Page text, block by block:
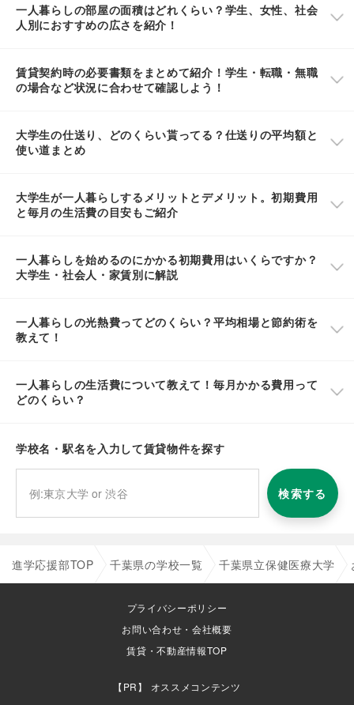
一人暮らしの部屋の面積はどれくらい？学生、女性、社会
人別におすすめの広さを紹介！
賃貸契約時の必要書類をまとめて紹介！学生・転職・無職
の場合など状況に合わせて確認しよう！
大学生の仕送り、どのくらい貰ってる？仕送りの平均額と
使い道まとめ
大学生が一人暮らしするメリットとデメリット。初期費用
と毎月の生活費の目安もご紹介
一人暮らしを始めるのにかかる初期費用はいくらですか？
大学生・社会人・家賃別に解説
一人暮らしの光熱費ってどのくらい？平均相場と節約術を
教えて！
一人暮らしの生活費について教えて！毎月かかる費用って
どのくらい？
学校名・駅名を入力して賃貸物件を探す
検索する
進学応援部TOP 千葉県の学校一覧 千葉県立保健医療大学
プライバシーポリシー
お問い合わせ・会社概要
賃貸・不動産情報TOP
オススメコンテンツ